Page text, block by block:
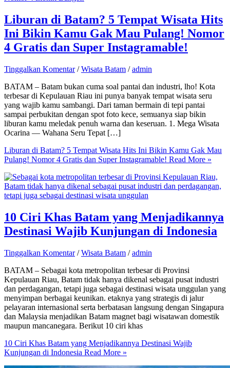
Liburan di Batam? 5 Tempat Wisata Hits
Ini Bikin Kamu Gak Mau Pulang! Nomor
4 Gratis dan Super Instagramable!
Tinggalkan Komentar /Wisata Batam /admin
BATAM – Batam bukan cuma soal pantai dan industri, lho! Kota
terbesar di Kepulauan Riau ini punya banyak tempat wisata seru
yang wajib kamu sambangi. Dari taman bermain di tepi pantai
sampai perbukitan dengan spot foto kece, semuanya siap bikin
liburan kamu meledak penuh warna dan keseruan. 1. Mega Wisata
Ocarina — Wahana Seru Tepat […]
Liburan di Batam? 5 Tempat Wisata Hits Ini Bikin Kamu Gak Mau
Pulang! Nomor 4 Gratis dan Super Instagramable! Read More »
10 Ciri Khas Batam yang Menjadikannya
Destinasi Wajib Kunjungan di Indonesia
Tinggalkan Komentar /Wisata Batam /admin
BATAM – Sebagai kota metropolitan terbesar di Provinsi
Kepulauan Riau, Batam tidak hanya dikenal sebagai pusat industri
dan perdagangan, tetapi juga sebagai destinasi wisata unggulan yang
menyimpan berbagai keunikan. etaknya yang strategis di jalur
pelayaran internasional serta berbatasan langsung dengan Singapura
dan Malaysia menjadikan Batam magnet bagi wisatawan domestik
maupun mancanegara. Berikut 10 ciri khas
10 Ciri Khas Batam yang Menjadikannya Destinasi Wajib
Kunjungan di Indonesia Read More »